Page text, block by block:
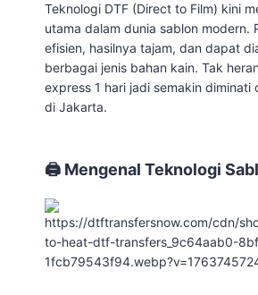
Teknologi DTF (Direct to Film) kini
utama dalam dunia sablon modern.
efisien, hasilnya tajam, dan dapat
berbagai jenis bahan kain. Tak
express 1 hari jadi semakin diminati
di Jakarta.
🖨️ Mengenal Teknologi